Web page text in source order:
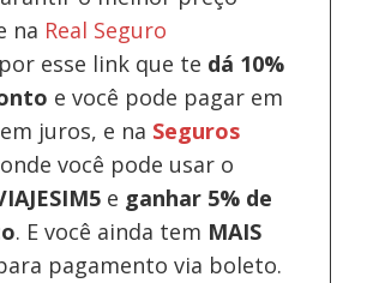
na Real Seguro
por esse link que te dá 10%
e você pode pagar em
juros, e na Seguros
você pode usar o
e ganhar 5% de
. E você ainda tem MAIS
pagamento via boleto.